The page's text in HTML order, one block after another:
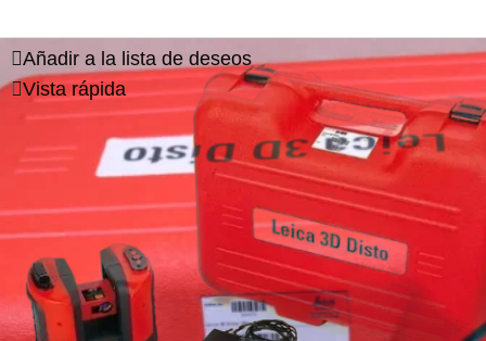
Añadir a la lista de deseos
Vista rápida